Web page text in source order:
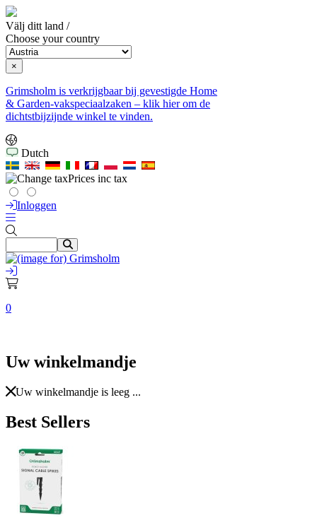
Välj ditt land /
Choose your country
×
Grimsholm is verkrijgbaar bij gevestigde Home
& Garden-vakspeciaalzaken – klik hier om de
dichtstbijzijnde winkel te vinden.
Dutch
Prices inc tax
Inloggen
0
Uw winkelmandje
Uw winkelmandje is leeg ...
Best Sellers